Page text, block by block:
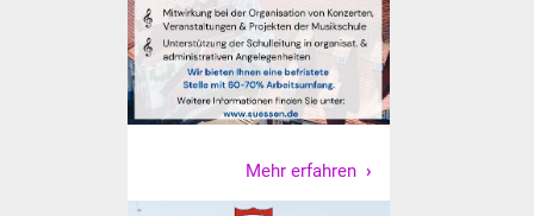
Tourismus
Erlebnisregion
Schwäbischer Albtrauf
Route der
Industriekultur
Mehr erfahren